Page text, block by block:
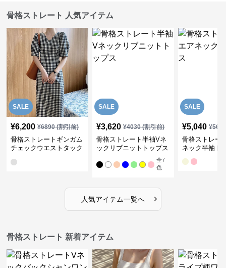
骨格ストレート 人気アイテム
SALE
¥6,200 ¥6890(割引前)
骨格ストレートギンガム
チェックウエストタック
SALE
¥3,620 ¥4030(割引前)
骨格ストレート半袖Vネ
ックリブニットトップス
全7
色
SALE
¥5,040 ¥
骨格ストレー
ネック半袖ト
人気アイテム一覧へ ›
骨格ストレート 新着アイテム